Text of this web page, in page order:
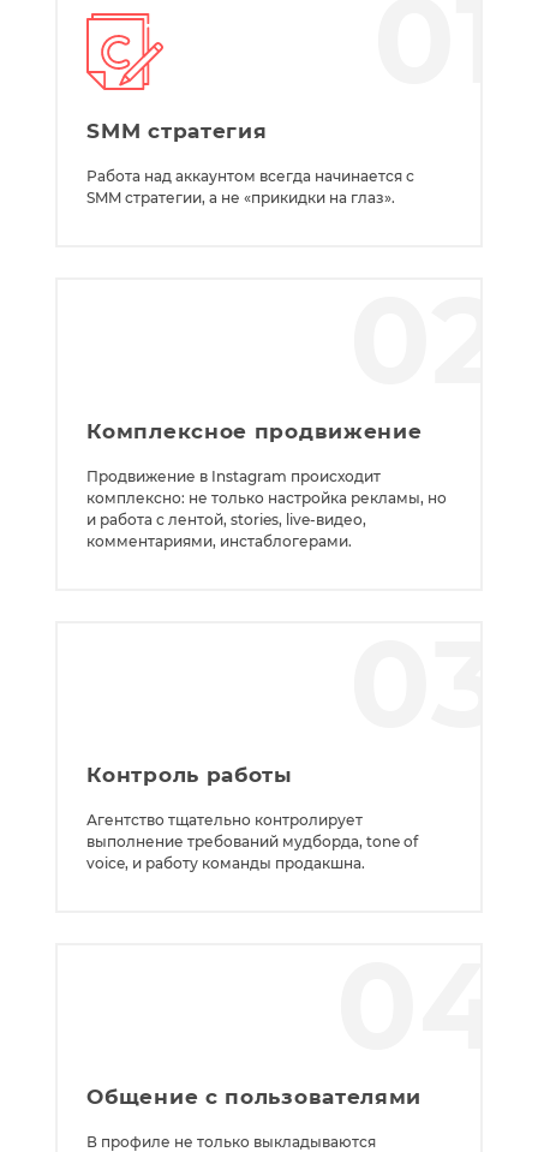
SMM стратегия
Работа над аккаунтом всегда начинается с
SMM стратегии, а не «прикидки на глаз».
Комплексное продвижение
Продвижение в Instagram происходит
комплексно: не только настройка рекламы, но
и работа с лентой, stories, live-видео,
комментариями, инстаблогерами.
Контроль работы
Агентство тщательно контролирует
выполнение требований мудборда, tone of
voice, и работу команды продакшна.
Общение с пользователями
В профиле не только выкладываются